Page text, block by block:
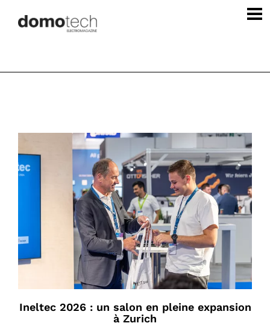
Ineltec 2026 : un salon en pleine expansion
à Zurich